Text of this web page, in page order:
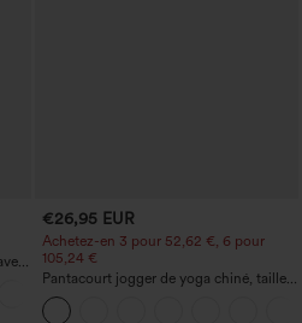
€26,95 EUR
Achetez-en 3 pour 52,62 €, 6 pour
105,24 €
Pantacourt jogger de yoga chiné, taille
haute, à fronces, avec poches.